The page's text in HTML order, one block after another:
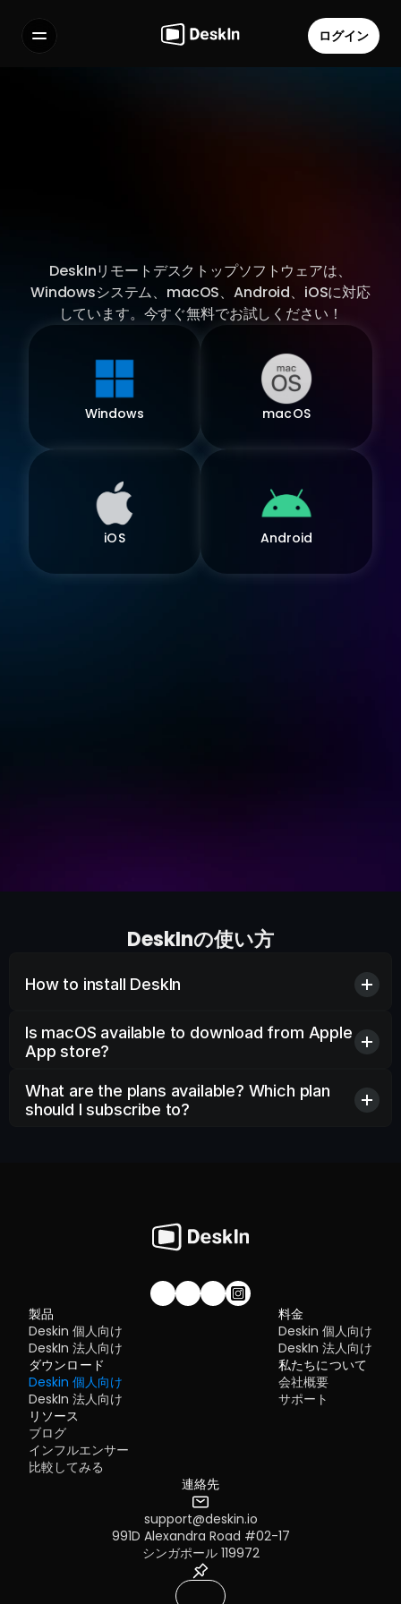
ログイン
DeskInリモートデスクトップソフトウェアは、
Windowsシステム、macOS、Android、iOSに対応
しています。今すぐ無料でお試しください！
Windows macOS
iOS Android
DeskInの使い方
How to install DeskIn
Is macOS available to download from Apple
App store?
What are the plans available? Which plan
should I subscribe to?
私たちのコミュニティに参加しませんか！
製品
Deskin 個人向け
DeskIn 法人向け
ダウンロード
Deskin 個人向け
DeskIn 法人向け
料金
Deskin 個人向け
DeskIn 法人向け
私たちについて
会社概要
サポート
リソース
ブログ
インフルエンサー
比較してみる
連絡先
support@deskin.io
991D Alexandra Road #02-17
シンガポール 119972